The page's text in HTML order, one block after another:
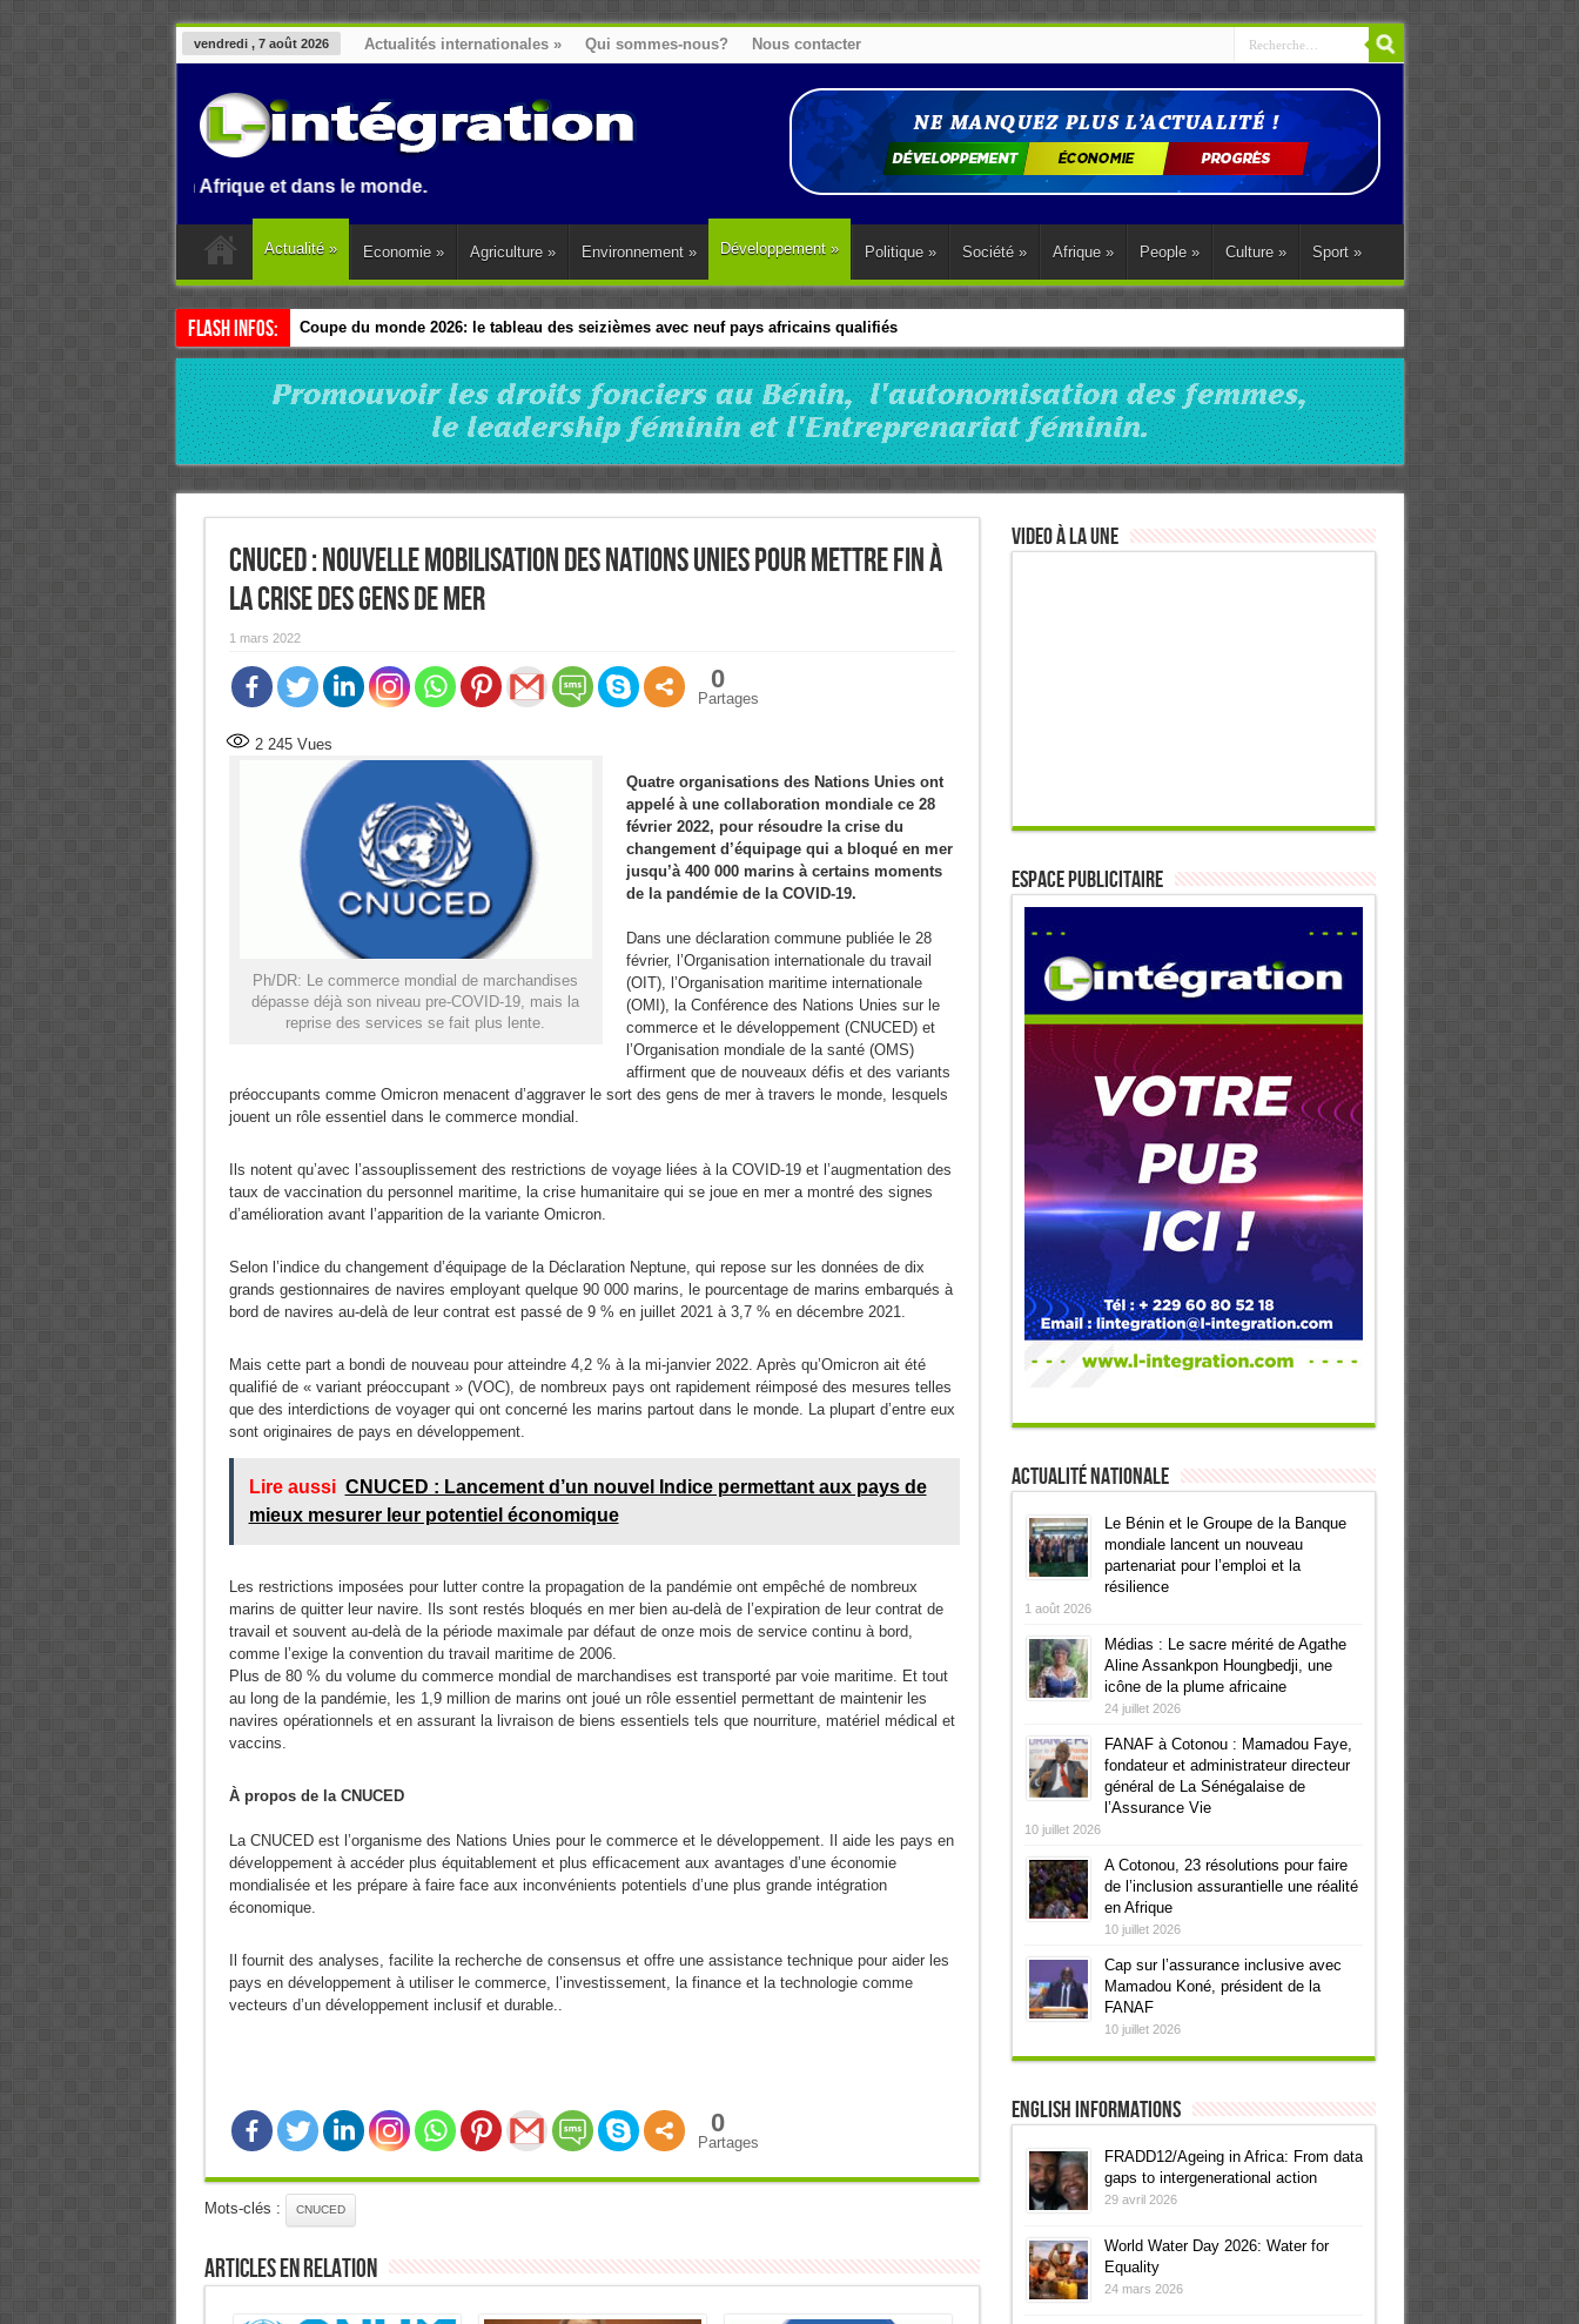
vendredi , 7 août 2026 Actualités internationales » Qui sommes-nous? Nous contacter
Benin, en Afrique et dans le monde.
Actualité » Economie » Agriculture » Environnement » Développement » Politique » Société » Afrique » People » Culture » Sport »
Flash Infos: Coupe du monde 2026: le tableau des seizièmes avec neuf pays africains qualifiés
CNUCED : Nouvelle mobilisation des Nations Unies pour mettre fin à
la crise des gens de mer
1 mars 2022
0
Partages
2 245Vues
Ph/DR: Le commerce mondial de marchandises
dépasse déjà son niveau pre-COVID-19, mais la
reprise des services se fait plus lente.
Quatre organisations des Nations Unies ont
appelé à une collaboration mondiale ce 28
février 2022, pour résoudre la crise du
changement d’équipage qui a bloqué en mer
jusqu’à 400 000 marins à certains moments
de la pandémie de la COVID-19.
Dans une déclaration commune publiée le 28
février, l’Organisation internationale du travail
(OIT), l’Organisation maritime internationale
(OMI), la Conférence des Nations Unies sur le
commerce et le développement (CNUCED) et
l’Organisation mondiale de la santé (OMS)
affirment que de nouveaux défis et des variants
préoccupants comme Omicron menacent d’aggraver le sort des gens de mer à travers le monde, lesquels
jouent un rôle essentiel dans le commerce mondial.
Ils notent qu’avec l’assouplissement des restrictions de voyage liées à la COVID-19 et l’augmentation des
taux de vaccination du personnel maritime, la crise humanitaire qui se joue en mer a montré des signes
d’amélioration avant l’apparition de la variante Omicron.
Selon l’indice du changement d’équipage de la Déclaration Neptune, qui repose sur les données de dix
grands gestionnaires de navires employant quelque 90 000 marins, le pourcentage de marins embarqués à
bord de navires au-delà de leur contrat est passé de 9 % en juillet 2021 à 3,7 % en décembre 2021.
Mais cette part a bondi de nouveau pour atteindre 4,2 % à la mi-janvier 2022. Après qu’Omicron ait été
qualifié de « variant préoccupant » (VOC), de nombreux pays ont rapidement réimposé des mesures telles
que des interdictions de voyager qui ont concerné les marins partout dans le monde. La plupart d’entre eux
sont originaires de pays en développement.
Lire aussi CNUCED : Lancement d’un nouvel Indice permettant aux pays de
mieux mesurer leur potentiel économique
Les restrictions imposées pour lutter contre la propagation de la pandémie ont empêché de nombreux
marins de quitter leur navire. Ils sont restés bloqués en mer bien au-delà de l’expiration de leur contrat de
travail et souvent au-delà de la période maximale par défaut de onze mois de service continu à bord,
comme l’exige la convention du travail maritime de 2006.
Plus de 80 % du volume du commerce mondial de marchandises est transporté par voie maritime. Et tout
au long de la pandémie, les 1,9 million de marins ont joué un rôle essentiel permettant de maintenir les
navires opérationnels et en assurant la livraison de biens essentiels tels que nourriture, matériel médical et
vaccins.
À propos de la CNUCED
La CNUCED est l’organisme des Nations Unies pour le commerce et le développement. Il aide les pays en
développement à accéder plus équitablement et plus efficacement aux avantages d’une économie
mondialisée et les prépare à faire face aux inconvénients potentiels d’une plus grande intégration
économique.
Il fournit des analyses, facilite la recherche de consensus et offre une assistance technique pour aider les
pays en développement à utiliser le commerce, l’investissement, la finance et la technologie comme
vecteurs d’un développement inclusif et durable..
0
Partages
Mots-clés : CNUCED
Articles en relation
Video à la Une
ESPACE PUBLICITAIRE
Actualité Nationale
Le Bénin et le Groupe de la Banque
mondiale lancent un nouveau
partenariat pour l’emploi et la
résilience
1 août 2026
Médias : Le sacre mérité de Agathe
Aline Assankpon Houngbedji, une
icône de la plume africaine
24 juillet 2026
FANAF à Cotonou : Mamadou Faye,
fondateur et administrateur directeur
général de La Sénégalaise de
l’Assurance Vie
10 juillet 2026
A Cotonou, 23 résolutions pour faire
de l’inclusion assurantielle une réalité
en Afrique
10 juillet 2026
Cap sur l’assurance inclusive avec
Mamadou Koné, président de la
FANAF
10 juillet 2026
English informations
FRADD12/Ageing in Africa: From data
gaps to intergenerational action
29 avril 2026
World Water Day 2026: Water for
Equality
24 mars 2026